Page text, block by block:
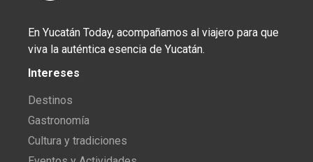
En Yucatán Today, acompañamos al viajero para que
viva la auténtica esencia de Yucatán.
Intereses
Destinos
Gastronomía
Cultura y tradiciones